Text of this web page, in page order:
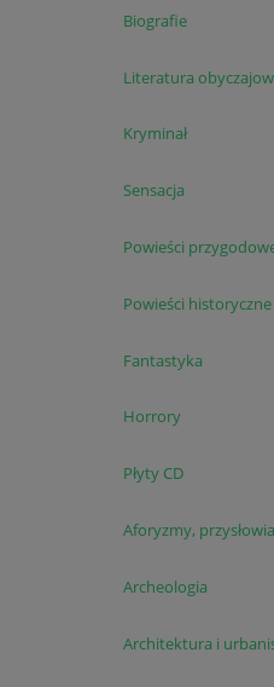
Biografie
Literatura
Kryminał
Sensacja
Powieści
Powieści historyczne
Fantastyka
Horrory
Płyty CD
Aforyzmy, przysłowia
Archeologia
Architektura i